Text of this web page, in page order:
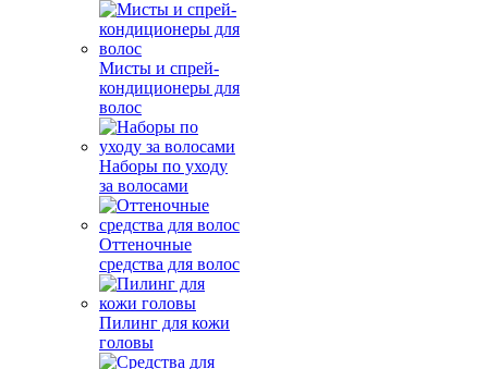
Мисты и спрей-
кондиционеры для
волос
Наборы по уходу
за волосами
Оттеночные
средства для волос
Пилинг для кожи
головы